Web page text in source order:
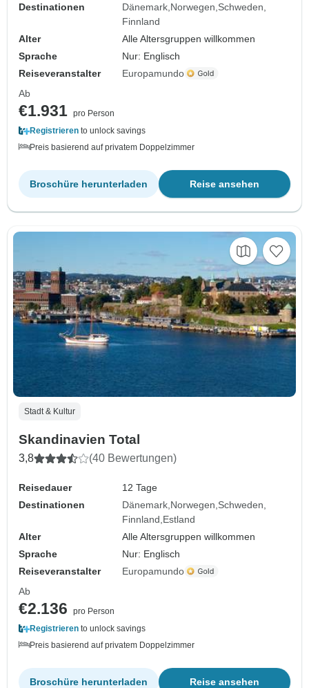
Destinationen
Dänemark Norwegen Schweden
Finnland
Alter
Alle Altersgruppen willkommen
Sprache
Nur: Englisch
Reiseveranstalter
Europamundo
Ab
€1.931 pro Person
Registrieren to unlock savings
Preis basierend auf privatem Doppelzimmer
Reise ansehen
Broschüre herunterladen
Stadt & Kultur
Skandinavien Total
3,8 (40 Bewertungen)
Reisedauer
12 Tage
Destinationen
Dänemark Norwegen Schweden
Finnland Estland
Alter
Alle Altersgruppen willkommen
Sprache
Nur: Englisch
Reiseveranstalter
Europamundo
Ab
€2.136
pro Person
Registrieren to unlock savings
Preis basierend auf privatem Doppelzimmer
Reise ansehen
Broschüre herunterladen